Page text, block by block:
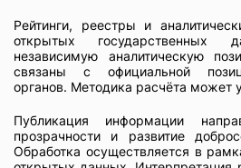
Рейтинги, реестры и
открытых
независимую аналитическую
связаны с официальной
органов. Методика расчёта может
Публикация информации
прозрачности и развитие
Обработка осуществляется в